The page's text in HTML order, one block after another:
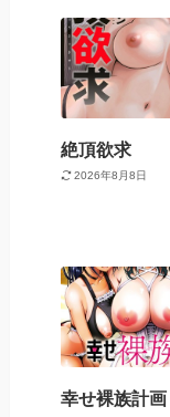
絶頂欲求
2026年8月8日
幸せ裸族計画